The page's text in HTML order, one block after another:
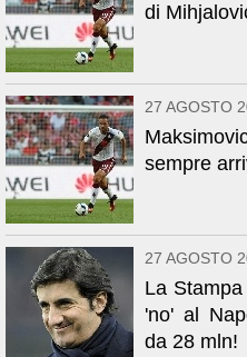
di
27 AGOSTO
sempre
27 AGOSTO
La
'no' al
da 28 mln!